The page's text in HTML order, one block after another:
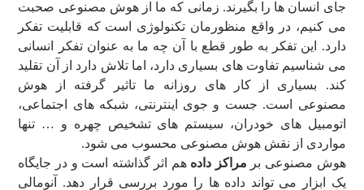
جای انسان ها را بگیرند. زمانی که ما از هوش مصنوعی صحبت
می کنیم، در واقع منظورمان تکنولوژی است که قابلیت تفکر
دارد. این تفکر به طور قطع با آن چه ما به عنوان تفکر انسانی
می شناسیم تفاوت های بسیاری دارد، اما تلاش دارد از آن تقلید
کند. بسیاری از کار های روزانه ما تاثیر گرفته از هوش
مصنوعی است. جست و جوی اینترنتی، شبکه های اجتماعی،
اتومبیل های خودران، سیستم های تشخیص چهره و … تنها
مواردی از نقش هوش مصنوعی محسوب می شود.
هوش مصنوعی بر مراکز داده هم اثر گذاشته است و در جایگاه
یک ابزار می تواند داده ها را مورد بررسی قرار دهد. آنومالی